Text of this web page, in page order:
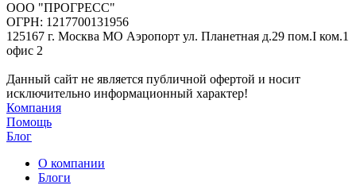
ООО "ПРОГРЕСС"
ОГРН: 1217700131956
125167 г. Москва МО Аэропорт ул. Планетная д.29 пом.I ком.1
офис 2
Данный сайт не является публичной офертой и носит
исключительно информационный характер!
Компания
Помощь
Блог
О компании
Блоги